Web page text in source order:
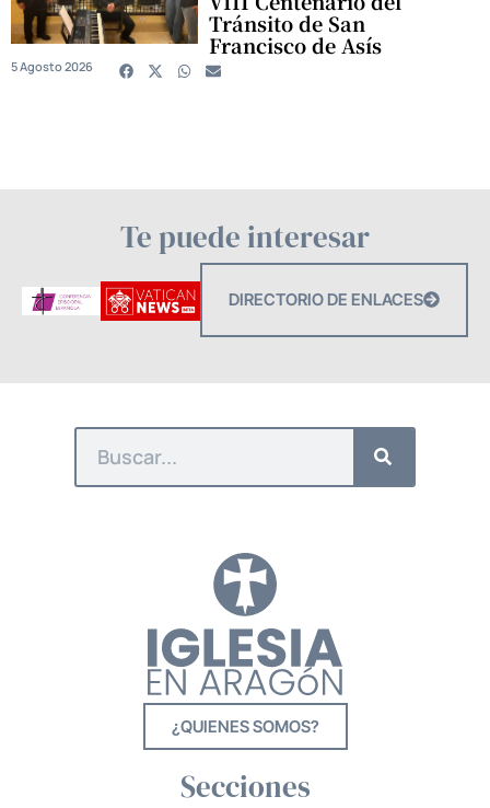
Tránsito de San
Francisco de Asís
5 Agosto 2026
Te puede interesar
DIRECTORIO DE ENLACES
¿QUIENES SOMOS?
Secciones